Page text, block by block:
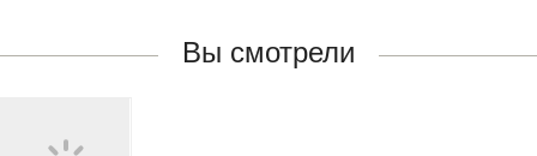
Вы смотрели